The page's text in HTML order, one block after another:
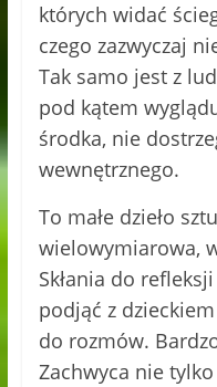
których widać
czego zazwyczaj
Tak samo jest z
pod kątem
środka, nie
wewnętrznego.
To małe dzieło
wielowymiarowa,
Skłania do
podjąć z
do rozmów.
Zachwyca nie